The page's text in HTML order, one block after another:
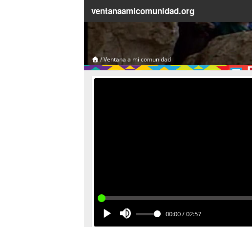
ventanaamicomunidad.org
/Ventana a mi comunidad
00:00/02:57